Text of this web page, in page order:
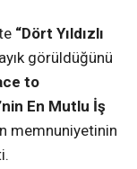
“Dört Yıldızlı
görüldüğünü
to
En Mutlu İş
memnuniyetinin